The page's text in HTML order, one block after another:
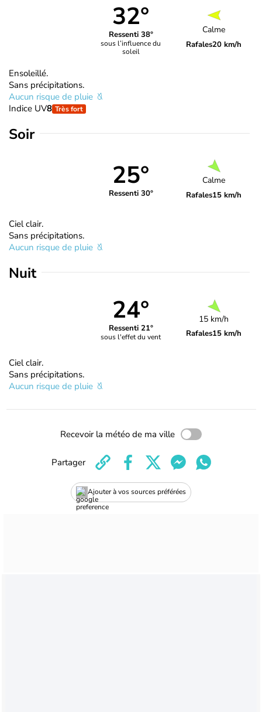
32°
Ressenti 38°
sous l’influence du
soleil
Calme
Rafales20 km/h
Ensoleillé.
Sans précipitations.
Aucun risque de pluie
Indice UV8 Très fort
Soir
25°
Ressenti 30°
Calme
Rafales15 km/h
Ciel clair.
Sans précipitations.
Aucun risque de pluie
Nuit
24°
Ressenti 21°
sous l'effet du vent
15 km/h
Rafales15 km/h
Ciel clair.
Sans précipitations.
Aucun risque de pluie
Recevoir la météo de ma ville
Ajouter à vos sources préférées
Partager